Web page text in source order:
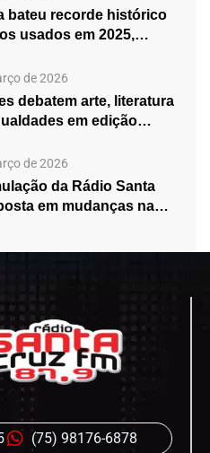
bateu recorde histórico
usados em 2025,…
de 2026
debatem arte, literatura
em edição
de 2026
da Rádio Santa
em mudanças na
(75) 98176-6878